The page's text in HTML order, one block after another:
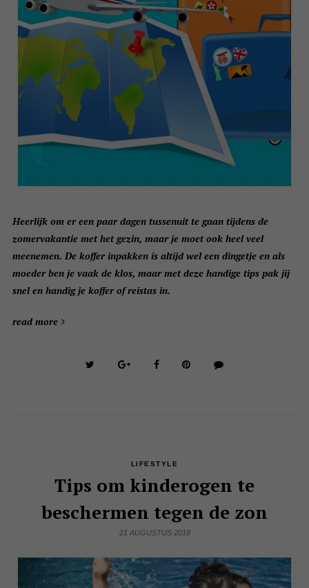
Heerlijk om er een paar dagen tussenuit te gaan tijdens de
zomervakantie met het gezin, maar je moet ook heel veel
meenemen. De koffer inpakken is altijd wel een dingetje en als
moeder ben je vaak de klos, maar met deze handige tips pak jij
snel en handig je koffer of reistas in.
read more
LIFESTYLE
Tips om kinderogen te
beschermen tegen de zon
21 AUGUSTUS 2018